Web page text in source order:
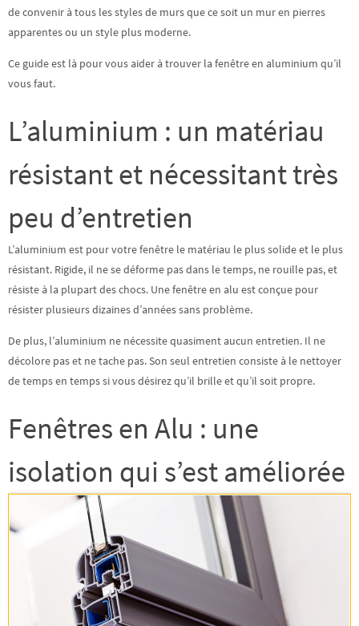
de convenir à tous les styles de murs que ce soit un mur en pierres
apparentes ou un style plus moderne.
Ce guide est là pour vous aider à trouver la fenêtre en aluminium qu’il
vous faut.
L’aluminium : un matériau
résistant et nécessitant très
peu d’entretien
L’aluminium est pour votre fenêtre le matériau le plus solide et le plus
résistant. Rigide, il ne se déforme pas dans le temps, ne rouille pas, et
résiste à la plupart des chocs. Une fenêtre en alu est conçue pour
résister plusieurs dizaines d’années sans problème.
De plus, l’aluminium ne nécessite quasiment aucun entretien. Il ne
décolore pas et ne tache pas. Son seul entretien consiste à le nettoyer
de temps en temps si vous désirez qu’il brille et qu’il soit propre.
Fenêtres en Alu : une
isolation qui s’est améliorée